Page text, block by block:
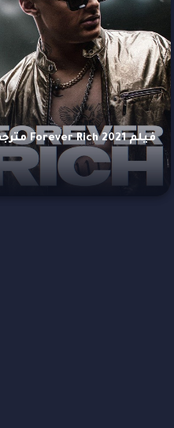
فيلم Forever Rich 2021 مترجم